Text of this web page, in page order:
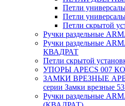
Петли
Петли
Петли скрытой
Ручки раздельные
Ручки раздельные
КВАДРАТ
Петли скрытой
УПОРЫ APECS 007
ЗАМКИ ВРЕЗНЫЕ
серии Замки врезные
Ручки раздельные